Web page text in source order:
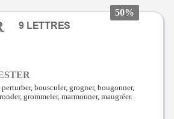
50%
bousculer, grogner, bougonner,
grommeler, marmonner, maugréer.